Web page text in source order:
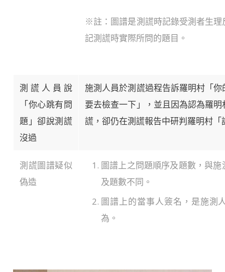
※註：圖譜是測謊時記錄受測者生
記測謊時實際所問的題目。
測謊人員說
「你心跳有問
題」卻說測謊
沒過
施測人員於測謊過程告訴羅明村「
要去檢查一下」，並且因為認為羅
謊，卻仍在測謊報告中研判羅明村「
測謊圖譜疑似
偽造
圖譜上之問題順序及題數，與
及題數不同。
圖譜上的當事人簽名，是施測
為。